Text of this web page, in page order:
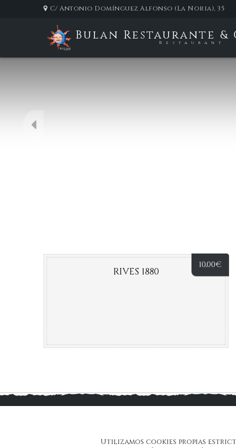
C/ Antonio Domínguez Alfonso (La Noria), 35
Bulan Restaurante
Restaurant
10,00€
RIVES 1880
Utilizamos cookies propias